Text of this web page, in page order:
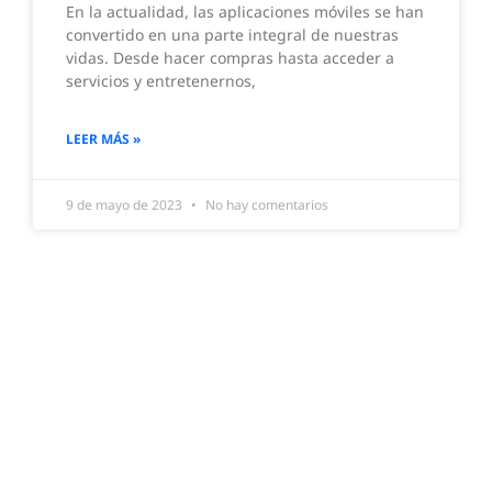
En la actualidad, las aplicaciones móviles se han
convertido en una parte integral de nuestras
vidas. Desde hacer compras hasta acceder a
servicios y entretenernos,
LEER MÁS »
9 de mayo de 2023 No hay comentarios